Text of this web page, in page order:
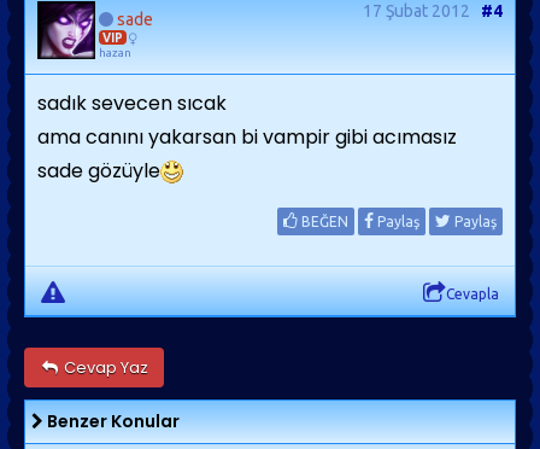
sade
VIP
hazan
17 Şubat 2012 #4
sadık sevecen sıcak
ama canını yakarsan bi vampir gibi acımasız
sade gözüyle
BEĞEN Paylaş Paylaş
Cevapla
Cevap Yaz
Benzer Konular